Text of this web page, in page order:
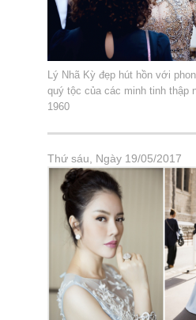
Lý Nhã Kỳ đẹp hút hồn với
quý tộc của các minh tinh thập
1960
Thứ sáu, Ngày 19/05/2017